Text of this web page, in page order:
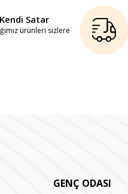
Satar
ürünleri sizlere
GENÇ ODASI